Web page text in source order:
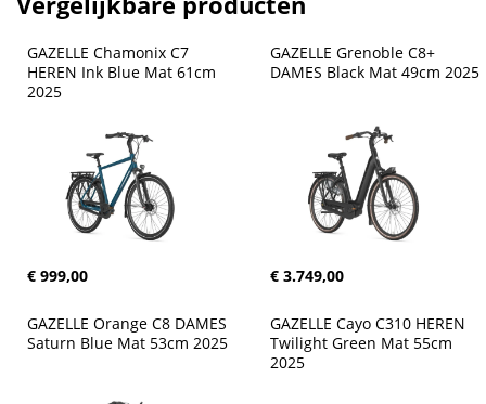
GAZELLE Chamonix C7
HEREN Ink Blue Mat 61cm
2025
€ 999,00
GAZELLE Grenoble C8+
DAMES Black Mat 49cm 2025
€ 3.749,00
GAZELLE Orange C8 DAMES
Saturn Blue Mat 53cm 2025
GAZELLE Cayo C310 HEREN
Twilight Green Mat 55cm
2025